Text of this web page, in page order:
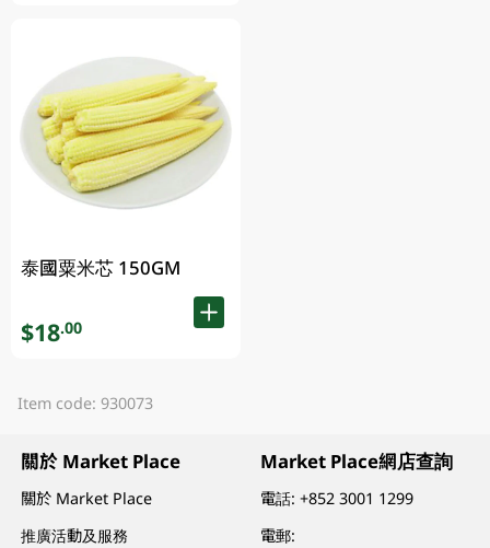
泰國粟米芯 150GM
$18.00
Item code: 930073
關於 Market Place
關於 Market Place
推廣活動及服務
Market Place網店查詢
電話:+852 3001 1299
電郵: